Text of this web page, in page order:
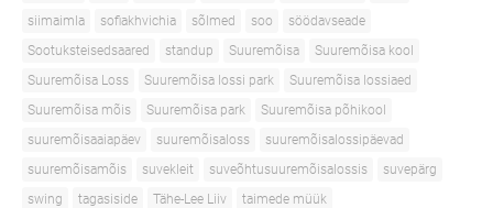
siimaimla
sofiakhvichia sõlmed soo
söödavseade
Sootuksteisedsaared
standup Suuremõisa
Suuremõisa kool
Suuremõisa Loss
Suuremõisa lossi park
Suuremõisa lossiaed
Suuremõisa mõis
Suuremõisa park
Suuremõisa põhikool
suuremõisaaiapäev
suuremõisaloss
suuremõisalossipäevad
suuremõisamõis
suvekleit suveõhtusuuremõisalossis
suvepärg
swing
tagasiside Tähe-Lee Liiv
taimede müük